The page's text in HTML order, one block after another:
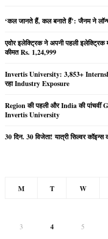
‘कल जानते हैं, कल बनाते हैं’: जैनम ने
एवोर इलेक्ट्रिक ने अपनी पहली
कीमत Rs. 1,24,999
Invertis University: 3,853+
रहा Industry Exposure
Region की पहली और India की पांचवीं
Invertis University
30 दिन. 30 विजेता! यात्री सिल्वर कॉइन्स
M T W
3
4 5